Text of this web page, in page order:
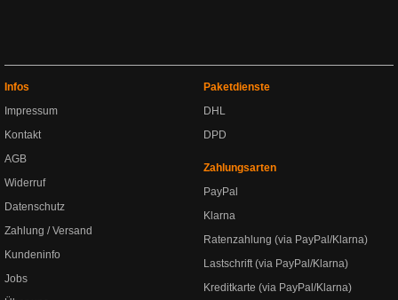
Infos
Impressum
Kontakt
AGB
Widerruf
Datenschutz
Zahlung / Versand
Kundeninfo
Jobs
Paketdienste
DHL
DPD
Zahlungsarten
PayPal
Klarna
Ratenzahlung (via PayPal/Klarna)
Lastschrift (via PayPal/Klarna)
Kreditkarte (via PayPal/Klarna)